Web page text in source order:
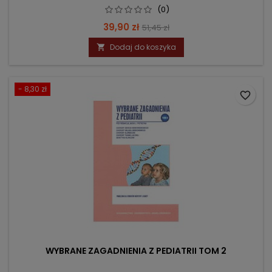
(0)
Cena
39,90 zł Cena
podstawowa
51,45 zł
 Dodaj do koszyka
- 8,30 zł
WYBRANE ZAGADNIENIA Z PEDIATRII TOM 2
favorite_border